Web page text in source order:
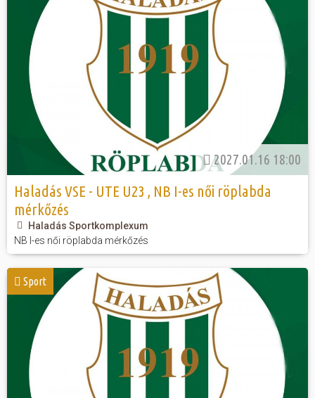
2027.01.16 18:00
Haladás VSE - UTE U23 , NB I-es női röplabda
mérkőzés
Haladás Sportkomplexum
NB I-es női röplabda mérkőzés
Sport